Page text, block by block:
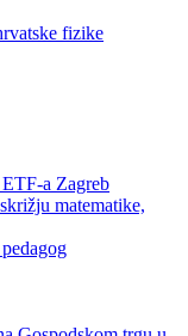
fizike
a Zagreb
matematike,